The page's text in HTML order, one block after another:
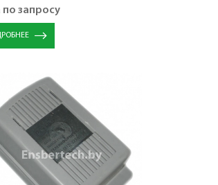
по запросу